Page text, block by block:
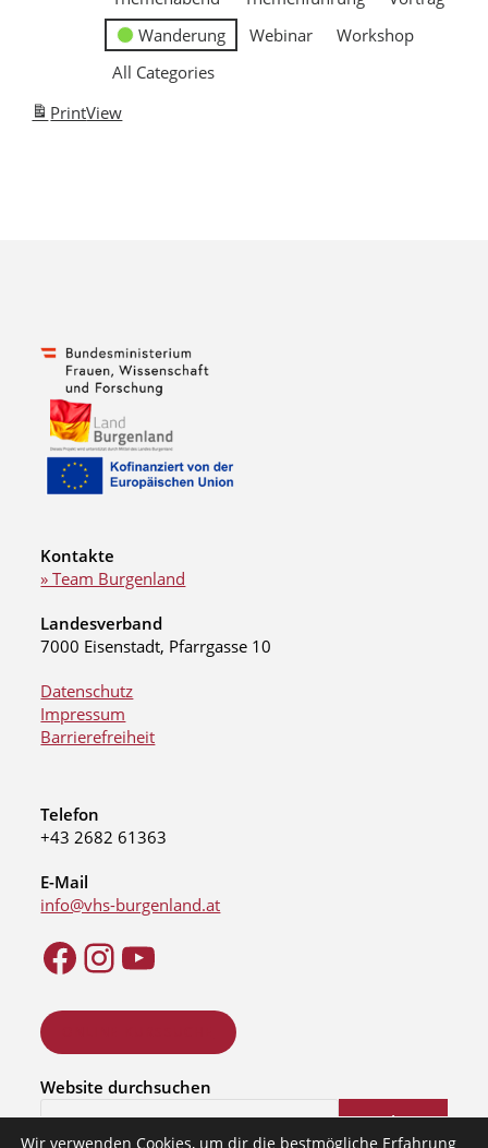
Wanderung
Webinar
Workshop
All Categories
PrintView
Kontakte
» Team Burgenland
Landesverband
7000 Eisenstadt, Pfarrgasse 10
Datenschutz
Impressum
Barrierefreiheit
Telefon
+43 2682 61363
E-Mail
info@vhs-burgenland.at
Website durchsuchen
Suchen
Wir verwenden Cookies, um dir die bestmögliche Erfahrung